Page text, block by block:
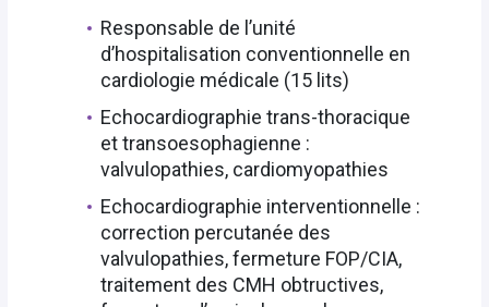
Responsable de l’unité
d’hospitalisation conventionnelle en
cardiologie médicale (15 lits)
Echocardiographie trans-thoracique
et transoesophagienne :
valvulopathies, cardiomyopathies
Echocardiographie interventionnelle :
correction percutanée des
valvulopathies, fermeture FOP/CIA,
traitement des CMH obtructives,